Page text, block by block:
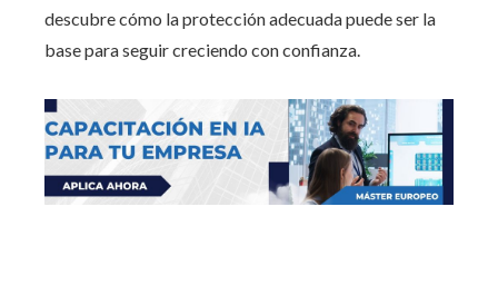
descubre cómo la protección adecuada puede ser la
base para seguir creciendo con confianza.